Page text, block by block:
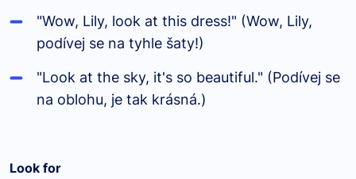
"Wow, Lily, look at this dress!" (Wow, Lily,
podívej se na tyhle šaty!)
"Look at the sky, it's so beautiful." (Podívej se
na oblohu, je tak krásná.)
Look for